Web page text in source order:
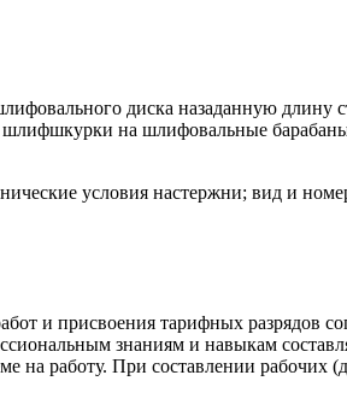
диска назаданную длину
шлифшкурки на шлифовальные
условия настержни; вид и
и присвоения тарифных разрядов
знаниям и навыкам
на работу. При составлении рабочих